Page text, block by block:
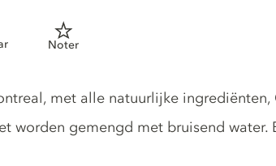
Noter
met alle natuurlijke
worden gemengd met bruisend water.